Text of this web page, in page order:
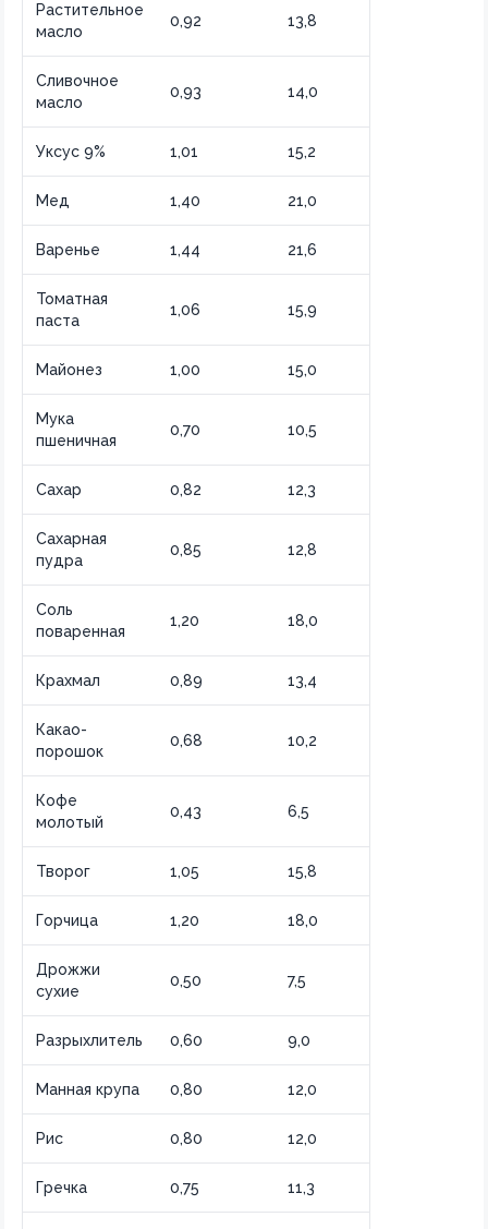
Растительное
масло
0,92 13,8
Сливочное
масло
0,93 14,0
Уксус 9% 1,01 15,2
Мед 1,40 21,0
Варенье 1,44 21,6
Томатная
паста
1,06 15,9
Майонез 1,00 15,0
Мука
пшеничная
0,70 10,5
Сахар 0,82 12,3
Сахарная
пудра
0,85 12,8
Соль
поваренная
1,20 18,0
Крахмал 0,89 13,4
Какао-
порошок
0,68 10,2
Кофе
молотый
0,43 6,5
Творог 1,05 15,8
Горчица 1,20 18,0
Дрожжи
сухие
0,50 7,5
Разрыхлитель 0,60 9,0
Манная крупа 0,80 12,0
Рис 0,80 12,0
Гречка 0,75 11,3